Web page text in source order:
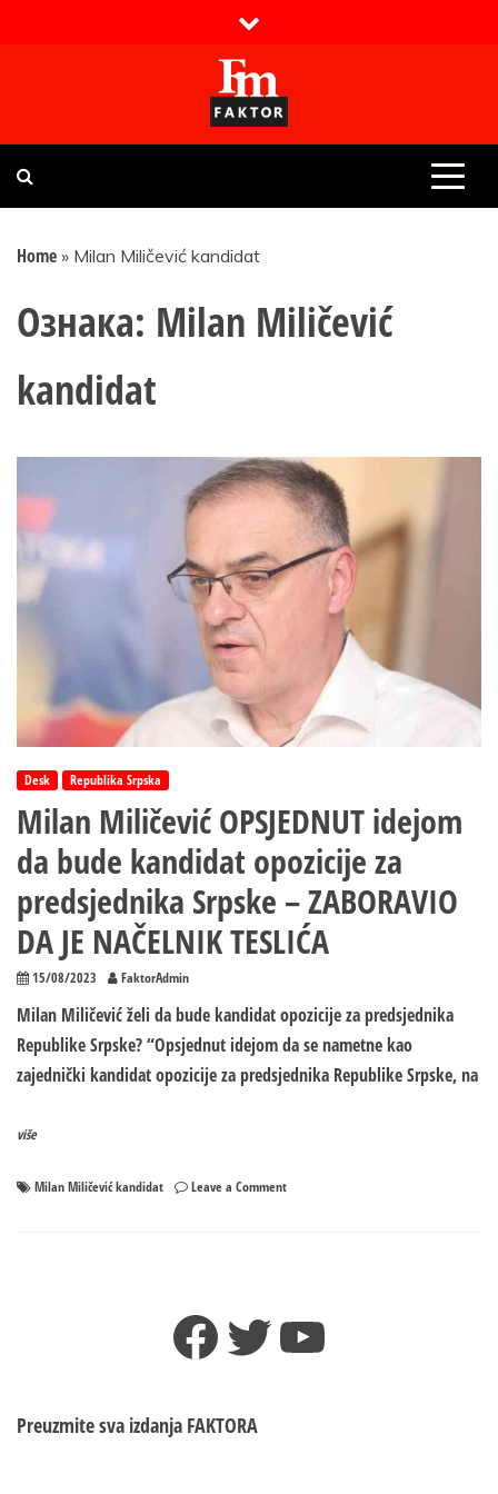
Faktor magazin
Uvijek presudan
Home » Milan Miličević kandidat
Ознака: Milan Miličević
kandidat
Desk Republika Srpska
Milan Miličević OPSJEDNUT idejom
da bude kandidat opozicije za
predsjednika Srpske – ZABORAVIO
DA JE NAČELNIK TESLIĆA
15/08/2023 FaktorAdmin
Milan Miličević želi da bude kandidat opozicije za predsjednika
Republike Srpske? “Opsjednut idejom da se nametne kao
zajednički kandidat opozicije za predsjednika Republike Srpske, na
više
Milan Miličević kandidat Leave a Commenton
bude
kandidat
Facebook
TwitterYouTube
Preuzmite sva izdanja FAKTORA